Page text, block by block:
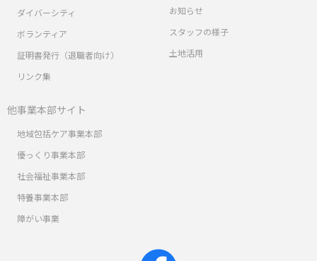
ダイバーシティ
ボランティア
証明書発行（退職者向け）
リンク集
お知らせ
スタッフの様子
土地活用
他事業本部サイト
地域包括ケア事業本部
優っくり事業本部
社会福祉事業本部
特養事業本部
障がい事業